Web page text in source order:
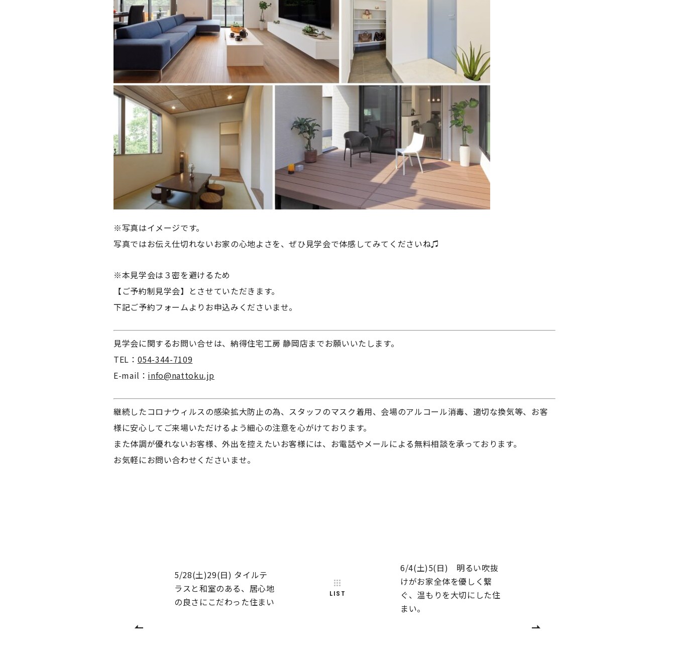
※写真はイメージです。
写真ではお伝え仕切れないお家の心地よさを、ぜひ見学会で体感してみてくださいね♫
※本見学会は３密を避けるため
【ご予約制見学会】とさせていただきます。
下記ご予約フォームよりお申込みくださいませ。
見学会に関するお問い合せは、納得住宅工房 静岡店までお願いいたします。
TEL： 054-344-7109
E-mail： info@nattoku.jp
継続したコロナウィルスの感染拡大防止の為、スタッフのマスク着用、会場のアルコール消毒、適切な換気等、お客
様に安心してご来場いただけるよう細心の注意を心がけております。
また体調が優れないお客様、外出を控えたいお客様には、お電話やメールによる無料相談を承っております。
お気軽にお問い合わせくださいませ。
5/28(土)29(日) タイルテ
ラスと和室のある、居心地
の良さにこだわった住まい
LIST
6/4(土)5(日) 明るい吹抜
けがお家全体を優しく繋
ぐ、温もりを大切にした住
まい。